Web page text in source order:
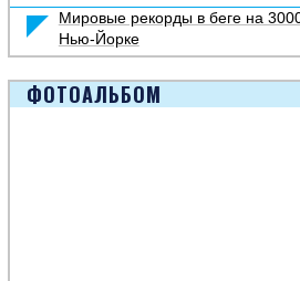
Мировые рекорды в беге на
Нью-Йорке
ФОТОАЛЬБОМ